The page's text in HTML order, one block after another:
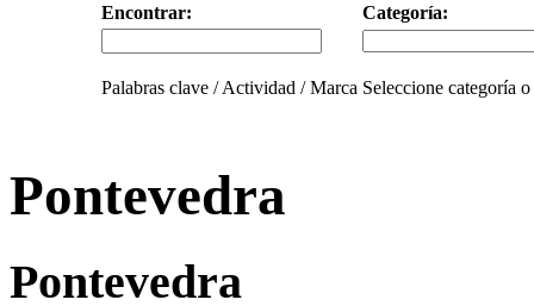
Encontrar: Categoría:
Palabras clave / Actividad / Marca Seleccione categoría
Pontevedra
Pontevedra